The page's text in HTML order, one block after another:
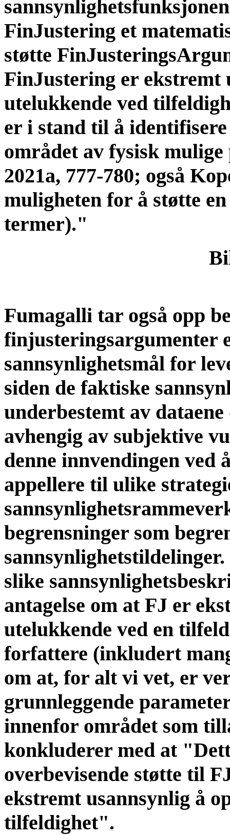
FinJustering et
støtte
FinJustering er ekstremt
utelukkende ved
er i stand til å
området av fysisk
2021a, 777-780; også
muligheten for å støtte
termer)."
Fumagalli tar også opp
finjusteringsargumenter
sannsynlighetsmål for
siden de faktiske
underbestemt av
avhengig av subjektive
denne innvendingen ved
appellere til ulike
begrensninger som
slike
antagelse om at FJ er
utelukkende ved en
forfattere (inkludert
om at, for alt vi vet, er
grunnleggende
innenfor området som
konkluderer med at
overbevisende støtte til
ekstremt usannsynlig å
tilfeldighet".